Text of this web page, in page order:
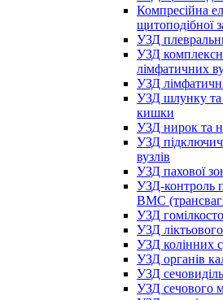
Компресійна
щитоподібної
УЗД
УЗД
лімфатичних
УЗД
УЗД шлунку та
кишки
УЗД нирок та
УЗД
вузлів
УЗД пахової
УЗД-контроль
ВМС
УЗД
УЗД
УЗД колінних
УЗД органів
УЗД
УЗД сечового